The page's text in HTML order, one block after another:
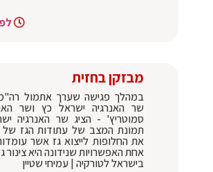
לפני
מבזקן בחזית
במהלך פגישה שערך אתמול
שר האנרגיה ישראל כץ ושר
סמוטריץ' - הציג שר האנרגיה
תמונת המצב של עתודות הגז של
את החלופות לייצוא גז אשר
אחת האפשרויות שנידונה היא צינור
בישראל לטורקיה | עמיחי שטיין